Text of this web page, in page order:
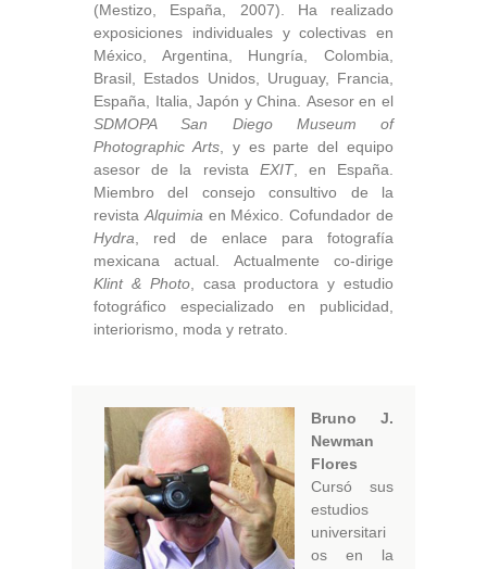
(Mestizo, España, 2007). Ha realizado
exposiciones individuales y colectivas en
México, Argentina, Hungría, Colombia,
Brasil, Estados Unidos, Uruguay, Francia,
España, Italia, Japón y China. Asesor en el
SDMOPA San Diego Museum of
Photographic Arts, y es parte del equipo
asesor de la revista EXIT, en España.
Miembro del consejo consultivo de la
revista Alquimia en México. Cofundador de
Hydra , red de enlace para fotografía
mexicana actual. Actualmente co-dirige
Klint & Photo, casa productora y estudio
fotográfico especializado en publicidad,
interiorismo, moda y retrato.
Bruno J.
Newman
Flores
Cursó sus
estudios
universitari
os en la